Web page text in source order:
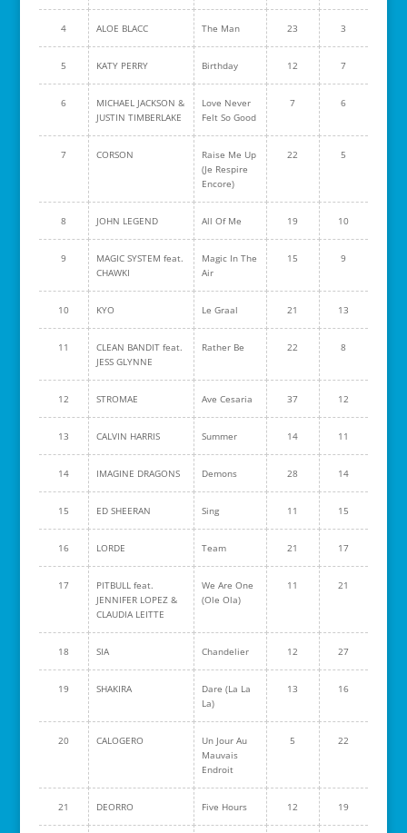
4 ALOE BLACC The Man 23 3
5 KATY PERRY Birthday 12 7
6
MICHAEL JACKSON &
JUSTIN TIMBERLAKE
Love Never
Felt So Good
7 6
7 CORSON
Raise Me Up
(Je Respire
Encore)
22 5
8 JOHN LEGEND All Of Me 19 10
9
MAGIC SYSTEM feat.
CHAWKI
Magic In The
Air
15 9
10 KYO Le Graal 21 13
11
CLEAN BANDIT feat.
JESS GLYNNE
Rather Be 22 8
12 STROMAE Ave Cesaria 37 12
13 CALVIN HARRIS Summer 14 11
14 IMAGINE DRAGONS Demons 28 14
15 ED SHEERAN Sing 11 15
16 LORDE Team 21 17
17
PITBULL feat.
JENNIFER LOPEZ &
CLAUDIA LEITTE
We Are One
(Ole Ola)
11 21
18 SIA Chandelier 12 27
19 SHAKIRA
Dare (La La
La)
13 16
20 CALOGERO
Un Jour Au
Mauvais
Endroit
5 22
21 DEORRO Five Hours 12 19